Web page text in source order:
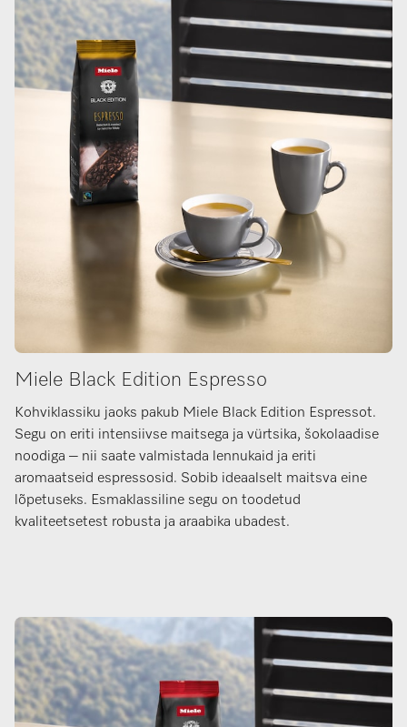
Miele Black Edition Espresso
Kohviklassiku jaoks pakub Miele Black Edition Espressot.
Segu on eriti intensiivse maitsega ja vürtsika, šokolaadise
noodiga – nii saate valmistada lennukaid ja eriti
aromaatseid espressosid. Sobib ideaalselt maitsva eine
lõpetuseks. Esmaklassiline segu on toodetud
kvaliteetsetest robusta ja araabika ubadest.